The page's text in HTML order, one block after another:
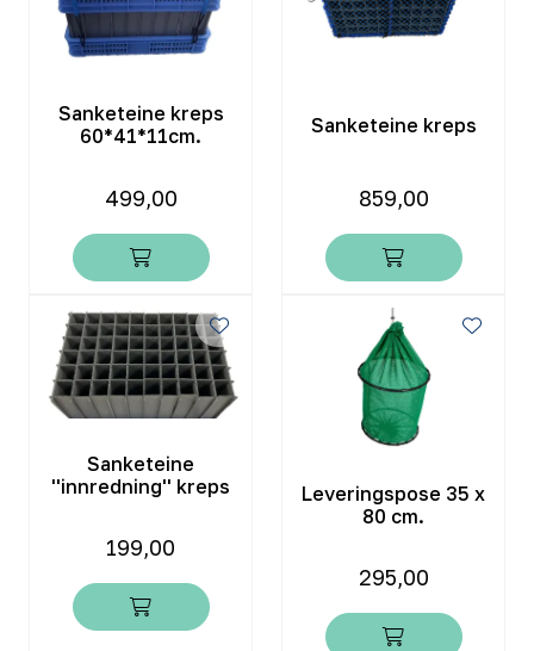
Sanketeine kreps
60*41*11cm.
499,00
Sanketeine kreps
859,00
Sanketeine
''innredning'' kreps
199,00
Leveringspose 35 x
80 cm.
295,00